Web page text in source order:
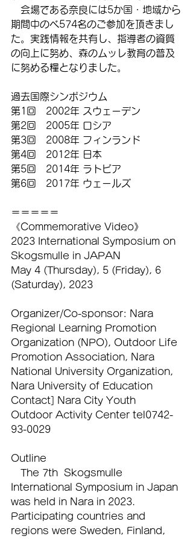
会場である奈良には5か国・地域から
期間中のべ574名のご参加を頂きまし
た。実践情報を共有し、指導者の資質
の向上に努め、森のムッレ教育の普及
に努める糧となりました。
過去国際シンポジウム
第1回　2002年 スウェーデン
第2回　2005年 ロシア
第3回　2008年 フィンランド
第4回　2012年 日本
第5回　2014年 ラトビア
第6回　2017年 ウェールズ
＝＝＝＝＝
《Commemorative Video》
2023 International Symposium on
Skogsmulle in JAPAN
May 4 (Thursday), 5 (Friday), 6
(Saturday), 2023
Organizer/Co-sponsor: Nara
Regional Learning Promotion
Organization (NPO), Outdoor Life
Promotion Association, Nara
National University Organization,
Nara University of Education
Contact] Nara City Youth
Outdoor Activity Center tel0742-
93-0029
Outline
The 7th  Skogsmulle
International Symposium in Japan
was held in Nara in 2023.
Participating countries and
regions were Sweden, Finland,